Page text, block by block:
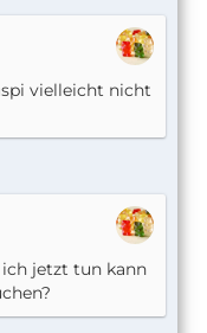
vielleicht nicht
ich jetzt tun kann